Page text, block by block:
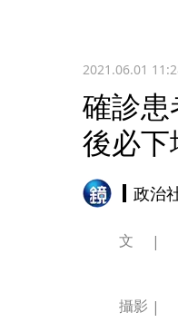
2021.06.01
確診
後必下
政治
文
攝影